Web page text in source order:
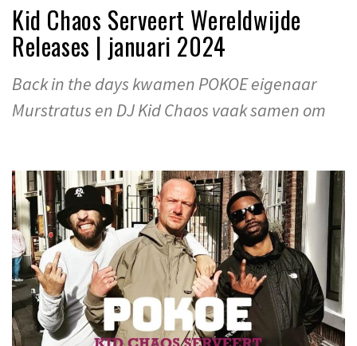
Kid Chaos Serveert Wereldwijde
Releases | januari 2024
Back in the days kwamen POKOE eigenaar
Murstratus en DJ Kid Chaos vaak samen om